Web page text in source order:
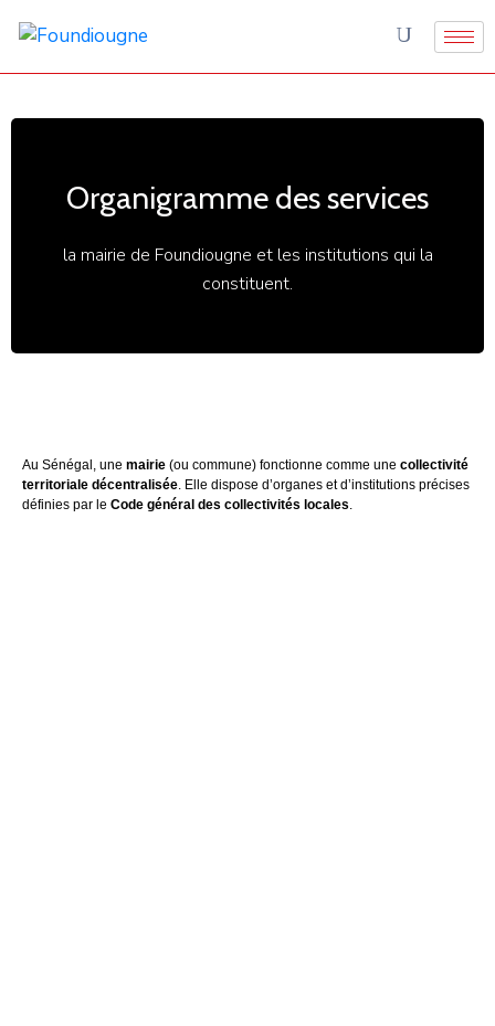
Organigramme des services
la mairie de Foundiougne et les institutions qui la
constituent.
Au Sénégal, une mairie (ou commune) fonctionne comme une collectivité
territoriale décentralisée. Elle dispose d’organes et d’institutions précises
définies par le Code général des collectivités locales.